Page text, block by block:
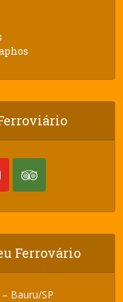
Ferrovário
Bauru/SP